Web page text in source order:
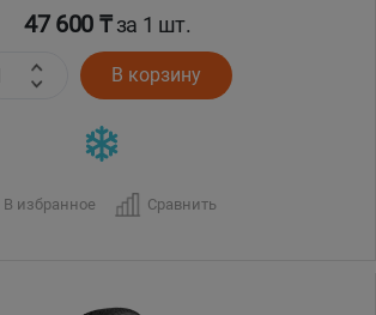
47 600 ₸за 1 шт.
В корзину
В избранное Сравнить